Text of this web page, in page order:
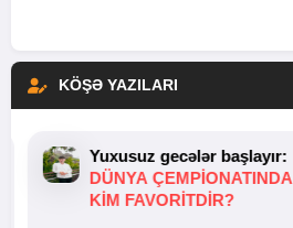
KÖŞƏ YAZILARI
Yuxusuz gecələr başlayır:
DÜNYA ÇEMPIONATINDA
KIM FAVORITDIR?